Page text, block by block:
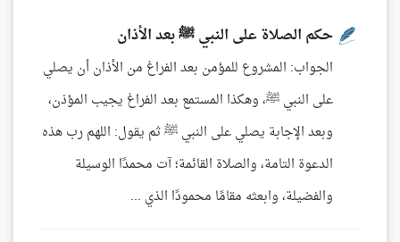
حكم الصلاة على النبي ﷺ بعد الأذان
الجواب: المشروع للمؤمن بعد الفراغ من الأذان أن يصلي
على النبي ﷺ، وهكذا المستمع بعد الفراغ يجيب المؤذن،
وبعد الإجابة يصلي على النبي ﷺ ثم يقول: اللهم رب هذه
الدعوة التامة، والصلاة القائمة؛ آت محمدًا الوسيلة
والفضيلة، وابعثه مقامًا محمودًا الذي ...